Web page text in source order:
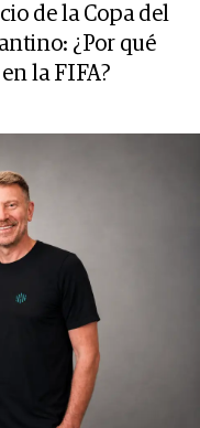
de la Copa del
¿Por qué
la FIFA?